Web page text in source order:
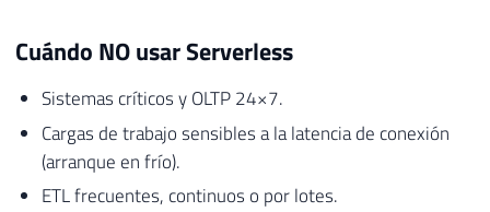
Cuándo NO usar Serverless
Sistemas críticos y OLTP 24×7.
Cargas de trabajo sensibles a la latencia de conexión
(arranque en frío).
ETL frecuentes, continuos o por lotes.